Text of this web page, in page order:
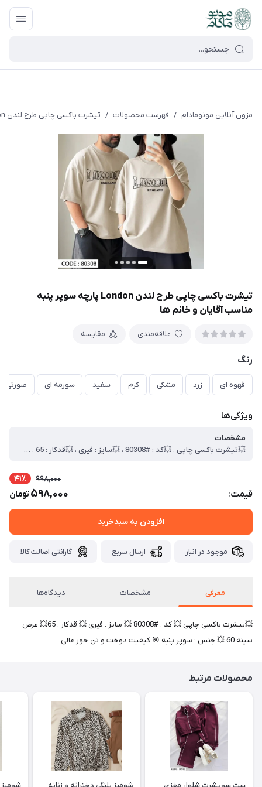
google-site-verification=UkFKasNatN7FPdBOwdojHjkgfDasi-
9oGygsJEdAZik
مزون آنلاین مونومادام / فهرست محصولات / تیشرت باکسی چاپی طرح لندن London پارچه سوپر پنبه مناسب آقایان و خانم ها
تیشرت باکسی چاپی طرح لندن London پارچه سوپر پنبه
مناسب آقایان و خانم ها
علاقه‌مندی مقایسه
رنگ
قهوه ای زرد مشکی کرم سفید سورمه ای صورتی
ویژگی‌ها
مشخصات
💥تیشرت باکسی چاپی ، 💥کد : #80308 ، 💥سایز : فیری ، 💥قدکار : 65 ، 💥 عرض سینه 60 ، 💥جنس : سوپر پنبه ، 🎯کیفیت دوخت و تن خور عالی
قیمت:
998,000 41٪
598,000تومان
افزودن به سبدخرید
موجود در انبار ارسال سریع گارانتی اصالت کالا
معرفی مشخصات دیدگاه‌ها
💥تیشرت باکسی چاپی 💥 کد : #80308 💥 سایز : فیری 💥 قدکار : 65💥 عرض
سینه 60 💥 جنس : سوپر پنبه 🎯 کیفیت دوخت و تن خور عالی
محصولات مرتبط